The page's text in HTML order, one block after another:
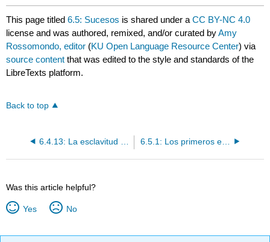
This page titled6.5: Sucesos is shared under aCC BY-NC 4.0
license and was authored, remixed, and/or curated byAmy
Rossomondo, editor (KU Open Language Resource Center) via
source content that was edited to the style and standards of the
LibreTexts platform.
Back to top
6.5.1: Los primeros encuentros
Was this article helpful?
Yes No